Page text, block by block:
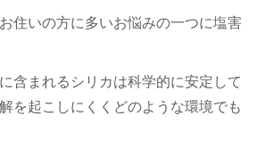
住いの方に多いお悩みの一つに塩害
含まれるシリカは科学的に安定して
を起こしにくくどのような環境でも